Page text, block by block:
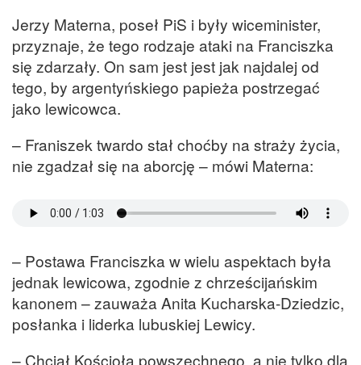
Jerzy Materna, poseł PiS i były wiceminister,
przyznaje, że tego rodzaje ataki na Franciszka
się zdarzały. On sam jest jest jak najdalej od
tego, by argentyńskiego papieża postrzegać
jako lewicowca.
– Franiszek twardo stał choćby na straży życia,
nie zgadzał się na aborcję – mówi Materna:
– Postawa Franciszka w wielu aspektach była
jednak lewicowa, zgodnie z chrześcijańskim
kanonem – zauważa Anita Kucharska-Dziedzic,
posłanka i liderka lubuskiej Lewicy.
– Chciał Kościoła powszechnego, a nie tylko dla